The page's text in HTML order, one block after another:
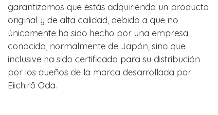
garantizamos que estás adquiriendo un producto
original y de alta calidad, debido a que no
únicamente ha sido hecho por una empresa
conocida, normalmente de Japón, sino que
inclusive ha sido certificado para su distribución
por los dueños de la marca desarrollada por
Eiichirō Oda.